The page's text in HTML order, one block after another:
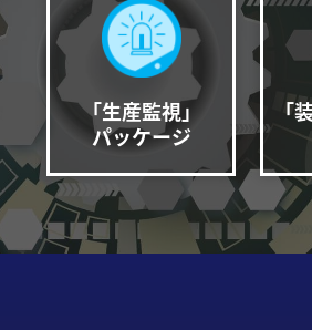
「生産監視」
パッケージ
「